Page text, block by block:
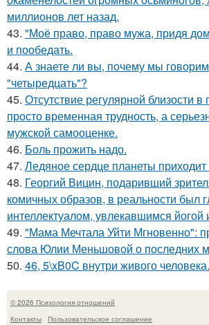
миллионов лет назад.
43. "Моё право, право мужа, придя
и пообедать.
44. А знаете ли вы, почему мы
"четыредцать"?
45. Отсутствие регулярной близости в
просто временная трудность, а
мужской самооценке.
46. Боль прожить надо.
47. Ледяное сердце планеты приходит
48. Георгий Вицин, подаривший
комичных образов, в реальности был
интеллектуалом, увлекавшимся йогой
49. "Мама Мечтала Уйти Мгновенно":
слова Юлии Меньшовой о последних
50. 46, 5\xB0C внутри живого человека.
© 2026 Психология отношений
Контакты
Пользовательское соглашение